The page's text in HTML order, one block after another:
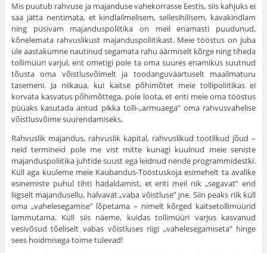
Mis puutub rahvuse ja majanduse vahekorrasse Eestis, siis kahjuks ei
saa jätta nentimata, et kindlailmelisem, sellesihili­sem, kavakindlam
ning püsivam majanduspoliitika on meil ena­masti puudunud,
kõnelemata rahvuslikust majanduspoliitikast. Meie tööstus on juba
üle aastakümne nautinud segamata rahu äärmiselt kõrge ning tiheda
tollimüüri varjul, ent ometigi pole ta oma suures enamikus suutnud
tõusta oma võistlusvõimelt ja toodanguväärtuselt maailmaturu
tasemeni. Ja niikaua, kui kaitse põhimõtet meie tollipoliitikas ei
korvata kasvatus põhi­mõttega, pole loota, et eriti meie oma tööstus
püüaks kasutada antud pikka tolli-„armuaega” oma rahvusvahelise
võistlusvõime suurendamiseks.
Rahvuslik majandus, rahvuslik kapital, rahvuslikud tootlikud jõud –
neid termineid pole me vist mitte kunagi kuulnud meie seniste
majanduspoliitika juhtide suust ega leidnud nende programmidestki.
Küll aga kuuleme meie Kaubandus-Tööstuskoja esimehelt ta avalike
esinemiste puhul tihti hädaldamist, et eriti meil riik „segavat” end
liigselt majandusellu, halvavat „vaba võistluse” jne. Siin peaks riik küll
oma „vahelesegamise” lõpe­tama – nimelt kõrged kaitsetollimüürid
lammutama. Küll siis näeme, kuidas tollimüüri varjus kasvanud
vesivõsud tõeliselt vabas võistluses riigi „vahelesegamiseta” hinge
sees hoidmisega toime tulevad!